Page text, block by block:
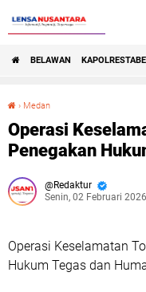
BELAWAN
› Medan
Operasi
Penegakan
Redaktur
Senin, 02 Februari
Operasi Keselamatan
Hukum Tegas dan